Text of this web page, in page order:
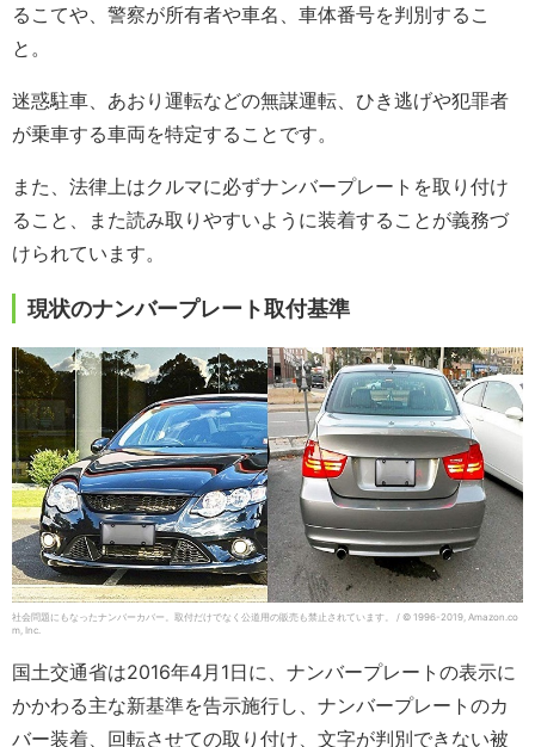
るこてや、警察が所有者や車名、車体番号を判別するこ
と。
迷惑駐車、あおり運転などの無謀運転、ひき逃げや犯罪者
が乗車する車両を特定することです。
また、法律上はクルマに必ずナンバープレートを取り付け
ること、また読み取りやすいように装着することが義務づ
けられています。
現状のナンバープレート取付基準
社会問題にもなったナンバーカバー。取付だけでなく公道用の販売も禁止されています。 / © 1996-2019, Amazon.co
m, Inc.
国土交通省は2016年4月1日に、ナンバープレートの表示に
かかわる主な新基準を告示施行し、ナンバープレートのカ
バー装着、回転させての取り付け、文字が判別できない被